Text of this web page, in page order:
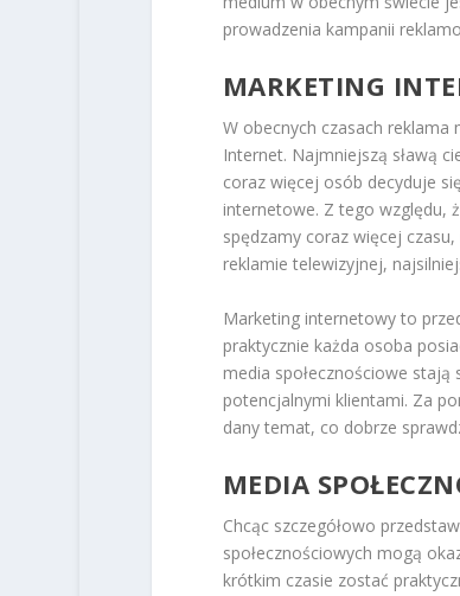
prowadzenia kampanii
MARKETING
W obecnych czasach
Internet. Najmniejszą sławą
coraz więcej osób decyduje
internetowe. Z tego względu,
spędzamy coraz więcej
reklamie telewizyjnej,
Marketing internetowy to
praktycznie każda osoba
media społecznościowe
potencjalnymi klientami. Za
dany temat, co dobrze
MEDIA
Chcąc szczegółowo
społecznościowych mogą
krótkim czasie zostać